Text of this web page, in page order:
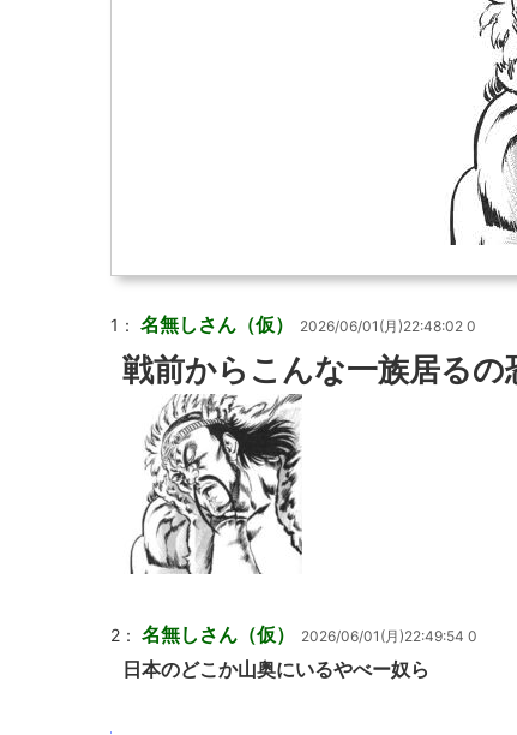
1： 名無しさん（仮） 2026/06/01(月)22:48:02 0
戦前からこんな一族居るの
2： 名無しさん（仮） 2026/06/01(月)22:49:54 0
日本のどこか山奥にいるやべー奴ら